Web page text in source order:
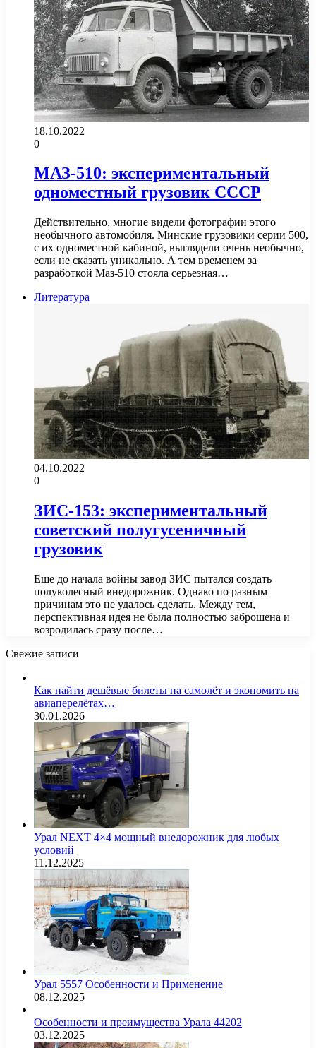
18.10.2022
0
МАЗ-510: экспериментальный
одноместный грузовик СССР
Действительно, многие видели фотографии этого
необычного автомобиля. Минские грузовики серии 500,
с их одноместной кабиной, выглядели очень необычно,
если не сказать уникально. А тем временем за
разработкой Маз-510 стояла серьезная…
Литература
04.10.2022
0
ЗИС-153: экспериментальный
советский полугусеничный
грузовик
Еще до начала войны завод ЗИС пытался создать
полуколесный внедорожник. Однако по разным
причинам это не удалось сделать. Между тем,
перспективная идея не была полностью заброшена и
возродилась сразу после…
Свежие записи
Как найти дешёвые билеты на самолёт и экономить на
авиаперелётах…
30.01.2026
Урал NEXT 4×4 мощный внедорожник для любых
условий
11.12.2025
Урал 5557 Особенности и Применение
08.12.2025
Особенности и преимущества Урала 44202
03.12.2025